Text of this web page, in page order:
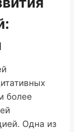
более
Одна из